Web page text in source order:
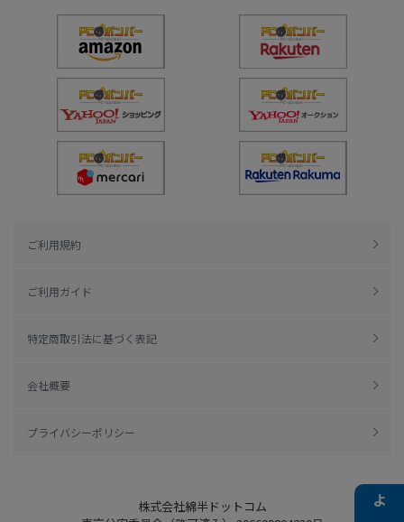
ご利用規約
ご利用ガイド
特定商取引法に基づく表記
会社概要
プライバシーポリシー
株式会社綿半ドットコム